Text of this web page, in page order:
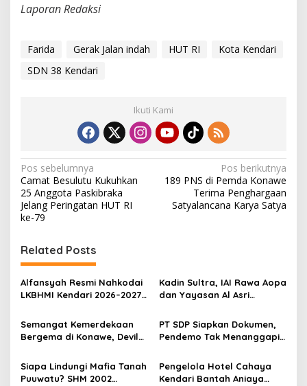
Laporan Redaksi
Farida Gerak Jalan indah HUT RI
Kota Kendari
SDN 38 Kendari
Ikuti Kami
N
a
v
i
g
a
s
i
p
o
s
Pos sebelumnya
Camat Besulutu Kukuhkan
25 Anggota Paskibraka
Jelang Peringatan HUT RI
ke-79
Pos berikutnya
189 PNS di Pemda Konawe
Terima Penghargaan
Satyalancana Karya Satya
Related Posts
Alfansyah Resmi Nahkodai
LKBHMI Kendari 2026–2027,
Hukum
Kadin Sultra, IAI Rawa Aopa
dan Yayasan Al Asri
Siap Kerja
Semangat Kemerdekaan
Bergema di Konawe, Devile
Barisan
PT SDP Siapkan Dokumen,
Pendemo Tak Menanggapi
Siapa Lindungi Mafia Tanah
Puuwatu? SHM 2002
Pengelola Hotel Cahaya
Kendari Bantah Aniaya